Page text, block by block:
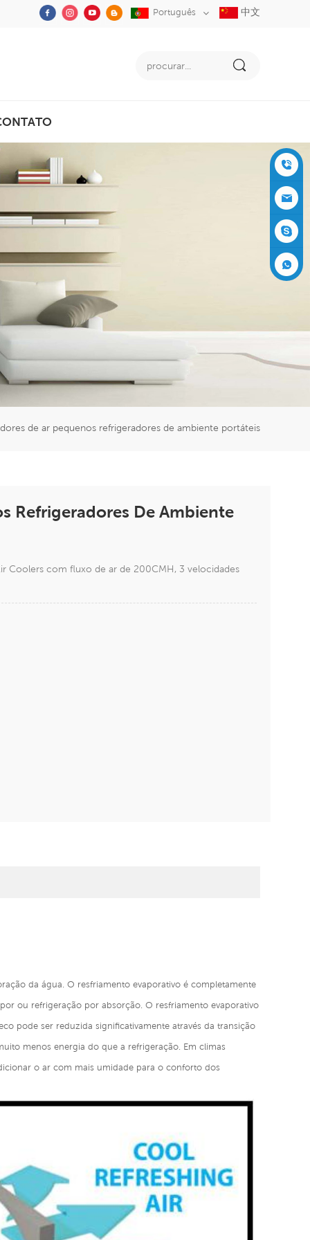
Português 中文
de ar pequenos refrigeradores de ambiente portáteis
Refrigeradores De Ambiente
Coolers com fluxo de ar de 200CMH, 3 velocidades
da água. O resfriamento evaporativo é completamente
ou refrigeração por absorção. O resfriamento evaporativo
pode ser reduzida significativamente através da transição
menos energia do que a refrigeração. Em climas
o ar com mais umidade para o conforto dos
+86-05
91-2353
3555
siboly@s
iboly.co
evaporat
er
5951777